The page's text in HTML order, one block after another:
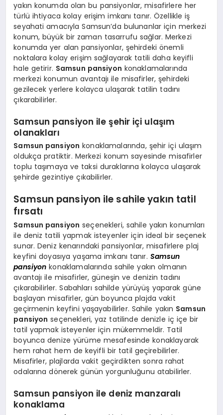
yakın konumda olan bu pansiyonlar, misafirlere her
türlü ihtiyaca kolay erişim imkanı tanır. Özellikle iş
seyahati amacıyla Samsun’da bulunanlar için merkezi
konum, büyük bir zaman tasarrufu sağlar. Merkezi
konumda yer alan pansiyonlar, şehirdeki önemli
noktalara kolay erişim sağlayarak tatili daha keyifli
hale getirir. Samsun pansiyon konaklamalarında
merkezi konumun avantajı ile misafirler, şehirdeki
gezilecek yerlere kolayca ulaşarak tatilin tadını
çıkarabilirler.
Samsun pansiyon ile şehir içi ulaşım
olanakları
Samsun pansiyon konaklamalarında, şehir içi ulaşım
oldukça pratiktir. Merkezi konum sayesinde misafirler
toplu taşımaya ve taksi duraklarına kolayca ulaşarak
şehirde gezintiye çıkabilirler.
Samsun pansiyon ile sahile yakın tatil
fırsatı
Samsun pansiyon seçenekleri, sahile yakın konumları
ile deniz tatili yapmak isteyenler için ideal bir seçenek
sunar. Deniz kenarındaki pansiyonlar, misafirlere plaj
keyfini doyasıya yaşama imkanı tanır. Samsun
pansiyon konaklamalarında sahile yakın olmanın
avantajı ile misafirler, güneşin ve denizin tadını
çıkarabilirler. Sabahları sahilde yürüyüş yaparak güne
başlayan misafirler, gün boyunca plajda vakit
geçirmenin keyfini yaşayabilirler. Sahile yakın Samsun
pansiyon seçenekleri, yaz tatilinde denizle iç içe bir
tatil yapmak isteyenler için mükemmeldir. Tatil
boyunca denize yürüme mesafesinde konaklayarak
hem rahat hem de keyifli bir tatil geçirebilirler.
Misafirler, plajlarda vakit geçirdikten sonra rahat
odalarına dönerek günün yorgunluğunu atabilirler.
Samsun pansiyon ile deniz manzaralı
konaklama